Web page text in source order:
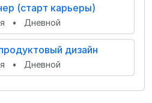
(старт карьеры)
• Дневной
дизайн
• Дневной